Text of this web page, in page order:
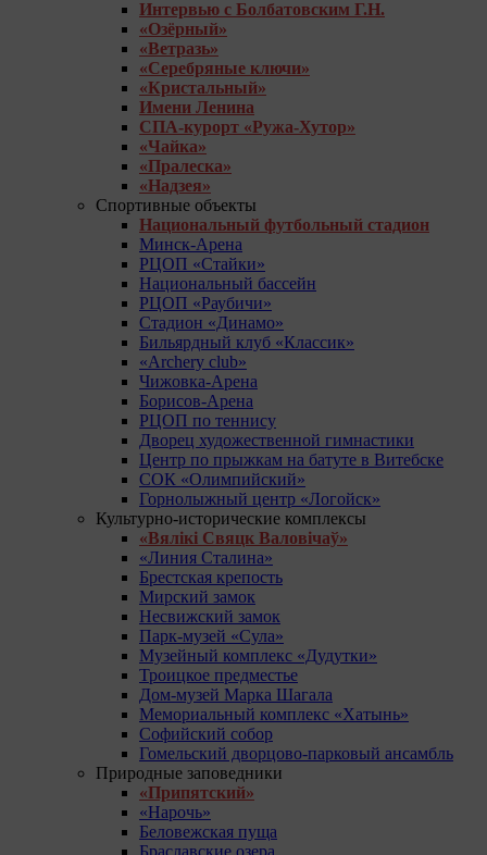
Интервью с Болбатовским Г.Н.
«Озёрный»
«Ветразь»
«Серебряные ключи»
«Кристальный»
Имени Ленина
СПА-курорт «Ружа-Хутор»
«Чайка»
«Пралеска»
«Надзея»
Спортивные объекты
Национальный футбольный стадион
Минск-Арена
РЦОП «Стайки»
Национальный бассейн
РЦОП «Раубичи»
Стадион «Динамо»
Бильярдный клуб «Классик»
«Archery club»
Чижовка-Арена
Борисов-Арена
РЦОП по теннису
Дворец художественной гимнастики
Центр по прыжкам на батуте в Витебске
СОК «Олимпийский»
Горнолыжный центр «Логойск»
Культурно-исторические комплексы
«Вялікі Свяцк Валовічаў»
«Линия Сталина»
Брестская крепость
Мирский замок
Несвижский замок
Парк-музей «Сула»
Музейный комплекс «Дудутки»
Троицкое предместье
Дом-музей Марка Шагала
Мемориальный комплекс «Хатынь»
Софийский собор
Гомельский дворцово-парковый ансамбль
Природные заповедники
«Припятский»
«Нарочь»
Беловежская пуща
Браславские озера